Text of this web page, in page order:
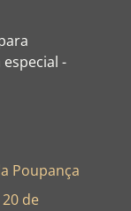
-
Poupança
de